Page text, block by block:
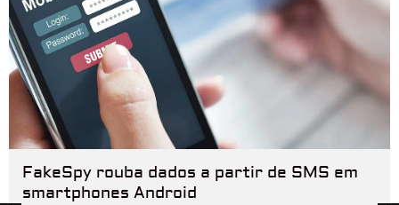
FakeSpy rouba dados a partir de SMS em
smartphones Android